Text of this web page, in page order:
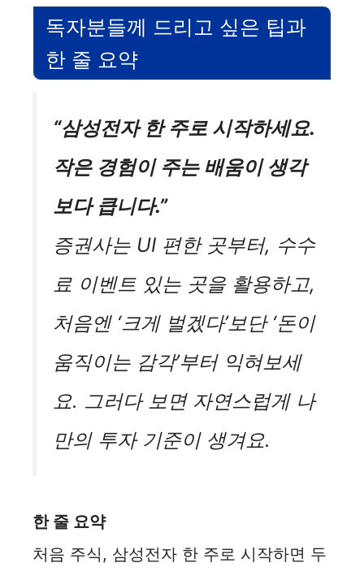
독자분들께 드리고 싶은 팁과
한 줄 요약
“삼성전자 한 주로 시작하세요.
작은 경험이 주는 배움이 생각
보다 큽니다.”
증권사는 UI 편한 곳부터, 수수
료 이벤트 있는 곳을 활용하고,
처음엔 ‘크게 벌겠다’보단 ‘돈이
움직이는 감각’부터 익혀보세
요. 그러다 보면 자연스럽게 나
만의 투자 기준이 생겨요.
한 줄 요약
처음 주식, 삼성전자 한 주로 시작하면 두